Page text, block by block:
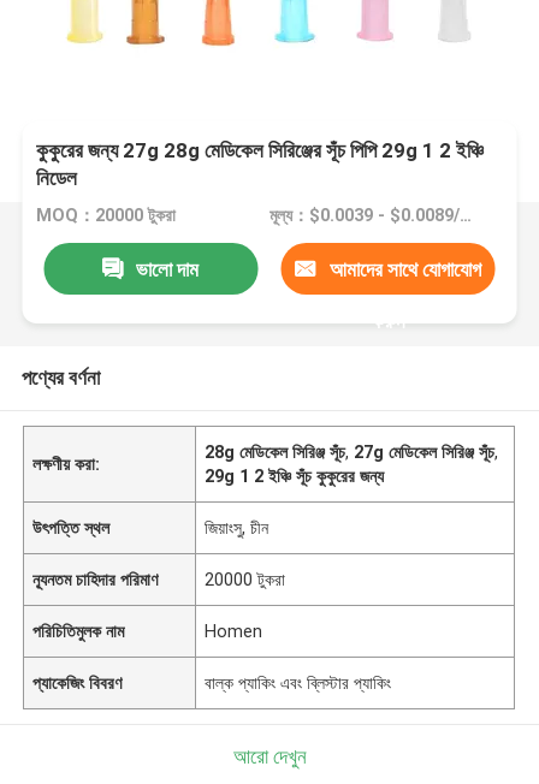
কুকুরের জন্য 27g 28g মেডিকেল সিরিঞ্জের সূঁচ পিপি 29g 1 2 ইঞ্চি
নিডেল
MOQ：20000 টুকরা মূল্য：$0.0039 - $0.0089/pieces
ভালো দাম আমাদের সাথে যোগাযোগ
করুন
পণ্যের বর্ণনা
লক্ষণীয় করা:
28g মেডিকেল সিরিঞ্জ সূঁচ, 27g মেডিকেল সিরিঞ্জ সূঁচ,
29g 1 2 ইঞ্চি সূঁচ কুকুরের জন্য
উৎপত্তি স্থল জিয়াংসু, চীন
ন্যূনতম চাহিদার পরিমাণ 20000 টুকরা
পরিচিতিমুলক নাম Homen
প্যাকেজিং বিবরণ বাল্ক প্যাকিং এবং ব্লিস্টার প্যাকিং
আরো দেখুন